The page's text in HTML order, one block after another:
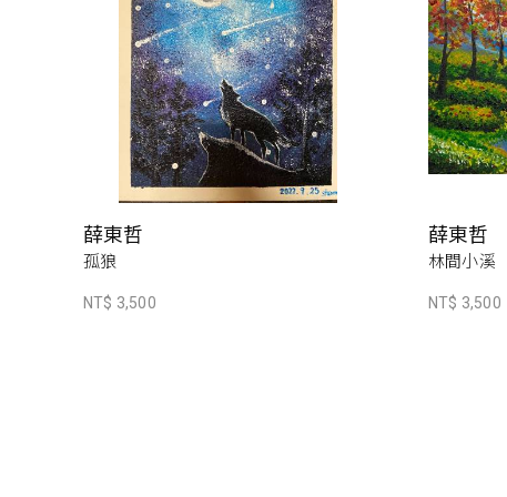
薛東哲
孤狼
NT$ 3,500
薛東哲
林間小溪
NT$ 3,500